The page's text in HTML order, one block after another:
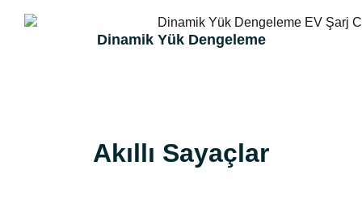
Dinamik Yük Dengeleme
Akıllı Sayaçlar